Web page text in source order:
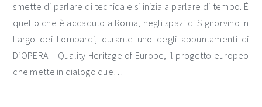
smette di parlare di tecnica e si inizia a parlare di tempo. È
quello che è accaduto a Roma, negli spazi di Signorvino in
Largo dei Lombardi, durante uno degli appuntamenti di
D’OPERA – Quality Heritage of Europe, il progetto europeo
che mette in dialogo due…